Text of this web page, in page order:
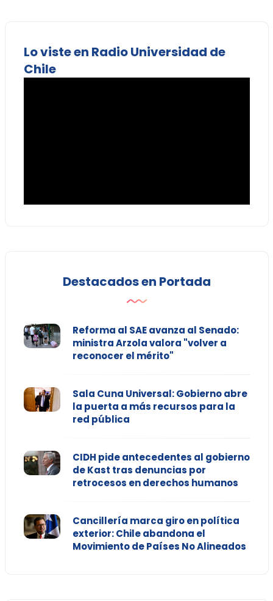
Lo viste en Radio Universidad de
Chile
Destacados en Portada
Reforma al SAE avanza al Senado:
ministra Arzola valora "volver a
reconocer el mérito"
Sala Cuna Universal: Gobierno abre
la puerta a más recursos para la
red pública
CIDH pide antecedentes al gobierno
de Kast tras denuncias por
retrocesos en derechos humanos
Cancillería marca giro en política
exterior: Chile abandona el
Movimiento de Países No Alineados